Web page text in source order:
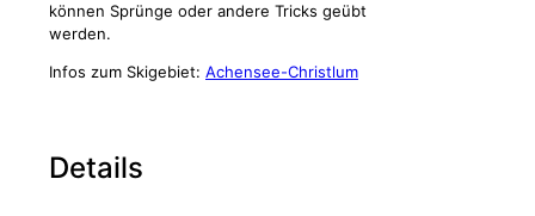
können Sprünge oder andere Tricks geübt
werden.
Infos zum Skigebiet: Achensee-Christlum
Details